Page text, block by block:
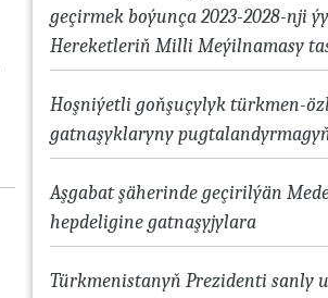
geçirmek boýunça 2023-2028-nji
Hereketleriň Milli Meýilnamasy
Hoşniýetli goňşuçylyk türkmen-
gatnaşyklaryny
Aşgabat şäherinde geçirilýän
hepdeligine gatnaşyjylara
Türkmenistanyň Prezidenti sanly